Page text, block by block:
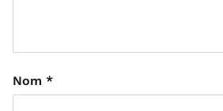
Nom *